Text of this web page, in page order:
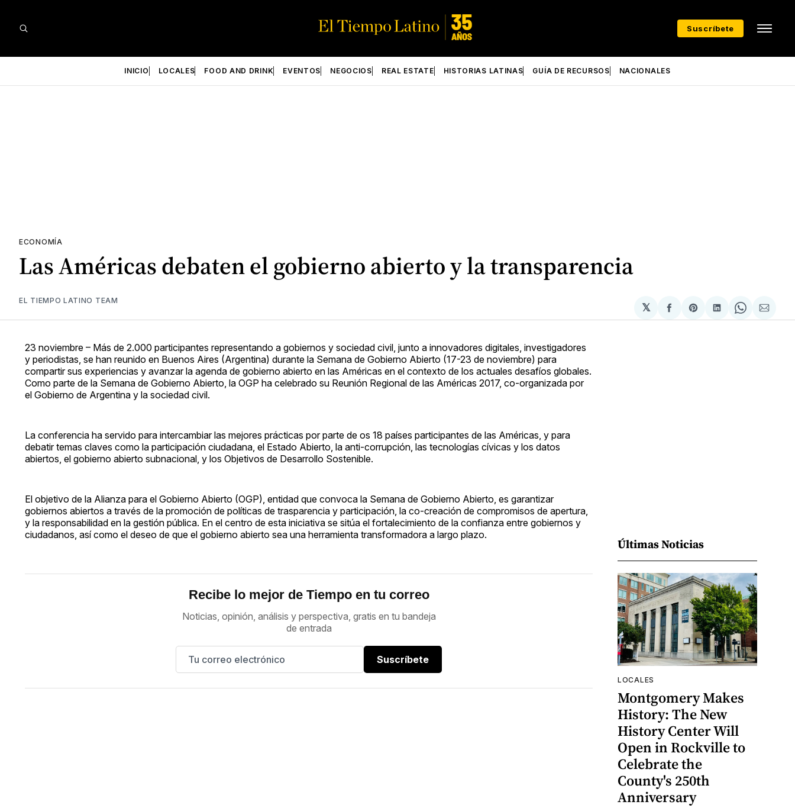
Suscríbete
INICIO LOCALES FOOD AND DRINK EVENTOS NEGOCIOS REAL ESTATE HISTORIAS LATINAS GUÍA DE RECURSOS NACIONALES
ECONOMÍA
Las Américas debaten el gobierno abierto y la transparencia
EL TIEMPO LATINO TEAM
𝕏
Compartir
en
Share
on
Compartir
en
Share
on
via
23 noviembre – Más de 2.000 participantes representando a gobiernos y sociedad civil, junto a innovadores digitales, investigadores
y periodistas, se han reunido en Buenos Aires (Argentina) durante la Semana de Gobierno Abierto (17-23 de noviembre) para
compartir sus experiencias y avanzar la agenda de gobierno abierto en las Américas en el contexto de los actuales desafíos globales.
Como parte de la Semana de Gobierno Abierto, la OGP ha celebrado su Reunión Regional de las Américas 2017, co-organizada por
el Gobierno de Argentina y la sociedad civil.
La conferencia ha servido para intercambiar las mejores prácticas por parte de os 18 países participantes de las Américas, y para
debatir temas claves como la participación ciudadana, el Estado Abierto, la anti-corrupción, las tecnologías cívicas y los datos
abiertos, el gobierno abierto subnacional, y los Objetivos de Desarrollo Sostenible.
El objetivo de la Alianza para el Gobierno Abierto (OGP), entidad que convoca la Semana de Gobierno Abierto, es garantizar
gobiernos abiertos a través de la promoción de políticas de trasparencia y participación, la co-creación de compromisos de apertura,
y la responsabilidad en la gestión pública. En el centro de esta iniciativa se sitúa el fortalecimiento de la confianza entre gobiernos y
ciudadanos, así como el deseo de que el gobierno abierto sea una herramienta transformadora a largo plazo.
Recibe lo mejor de Tiempo en tu correo
Noticias, opinión, análisis y perspectiva, gratis en tu bandeja
de entrada
Suscríbete
Últimas Noticias
LOCALES
Montgomery Makes
History: The New
History Center Will
Open in Rockville to
Celebrate the
County's 250th
Anniversary